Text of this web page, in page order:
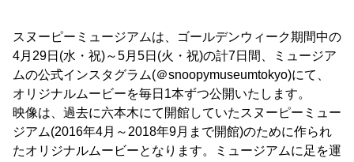
スヌーピーミュージアムは、ゴールデンウィーク期間中の
4月29日(水・祝)～5月5日(火・祝)の計7日間、ミュージア
ムの公式インスタグラム(＠snoopymuseumtokyo)にて、
オリジナルムービーを毎日1本ずつ公開いたします。
映像は、過去に六本木にて開館していたスヌーピーミュー
ジアム(2016年4月～2018年9月まで開館)のために作られ
たオリジナルムービーとなります。ミュージアムに足を運